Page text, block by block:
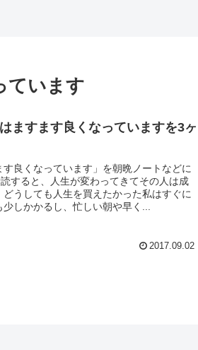
ています
ますます良くなっていますを3ヶ
す良くなっています」を朝晩ノートなどに
すると、人生が変わってきてその人は成
うしても人生を買えたかった私はすぐに
しかかるし、忙しい朝や早く...
2017.09.02